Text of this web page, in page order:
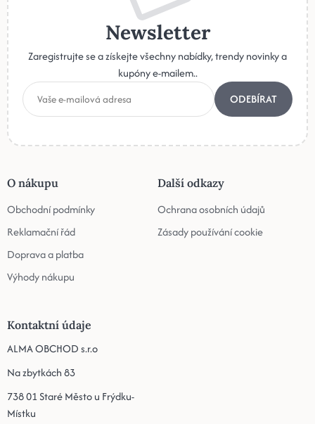
Newsletter
Zaregistrujte se a získejte všechny nabídky, trendy novinky a
kupóny e-mailem..
ODEBÍRAT
O nákupu
Obchodní podmínky
Reklamační řád
Doprava a platba
Výhody nákupu
Další odkazy
Ochrana osobních údajů
Zásady používání cookie
Kontaktní údaje
ALMA OBCHOD s.r.o
Na zbytkách 83
738 01 Staré Město u Frýdku-
Místku